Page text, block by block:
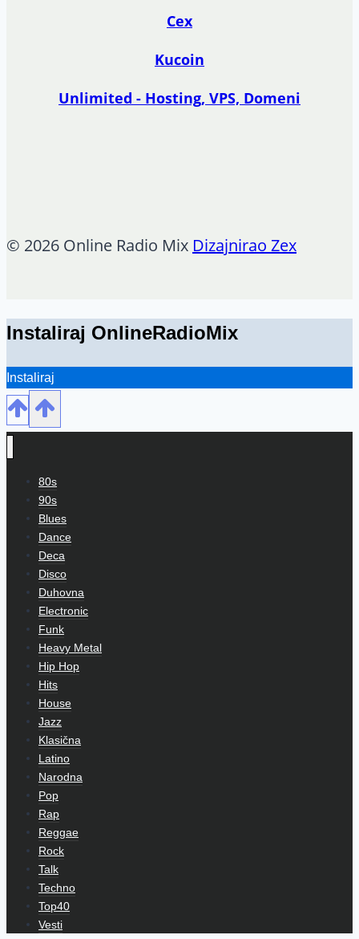
Cex
Kucoin
Unlimited - Hosting, VPS, Domeni
© 2026 Online Radio Mix Dizajnirao Zex
Instaliraj OnlineRadioMix
Instaliraj
80s
90s
Blues
Dance
Deca
Disco
Duhovna
Electronic
Funk
Heavy Metal
Hip Hop
Hits
House
Jazz
Klasična
Latino
Narodna
Pop
Rap
Reggae
Rock
Talk
Techno
Top40
Vesti